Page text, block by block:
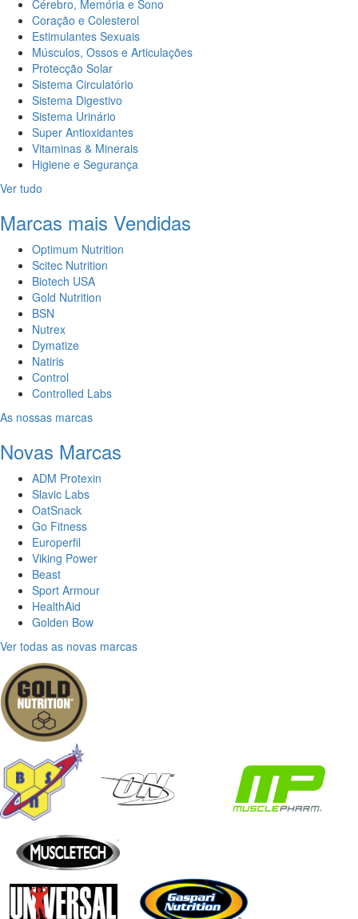
Cérebro, Memória e Sono
Coração e Colesterol
Estimulantes Sexuais
Músculos, Ossos e Articulações
Protecção Solar
Sistema Circulatório
Sistema Digestivo
Sistema Urinário
Super Antioxidantes
Vitaminas & Minerais
Higiene e Segurança
Ver tudo
Marcas mais Vendidas
Optimum Nutrition
Scitec Nutrition
Biotech USA
Gold Nutrition
BSN
Nutrex
Dymatize
Natiris
Control
Controlled Labs
As nossas marcas
Novas Marcas
ADM Protexin
Slavic Labs
OatSnack
Go Fitness
Europerfil
Viking Power
Beast
Sport Armour
HealthAid
Golden Bow
Ver todas as novas marcas